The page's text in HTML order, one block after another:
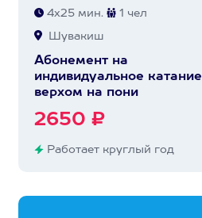
4х25 мин. 1 чел
Шувакиш
Абонемент на
индивидуальное катание
верхом на пони
2650 ₽
Работает круглый год